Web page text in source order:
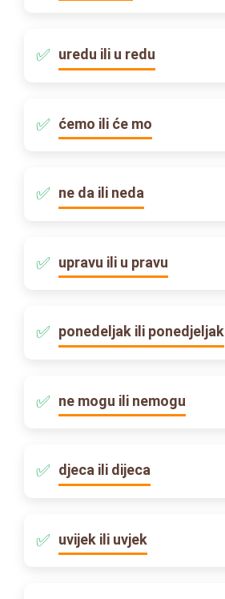
uredu ili u redu
ćemo ili će mo
ne da ili neda
upravu ili u pravu
ponedeljak ili ponedjeljak
ne mogu ili nemogu
djeca ili dijeca
uvijek ili uvjek